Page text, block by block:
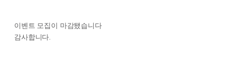
이벤트 모집이 마감됐습니다
감사합니다.